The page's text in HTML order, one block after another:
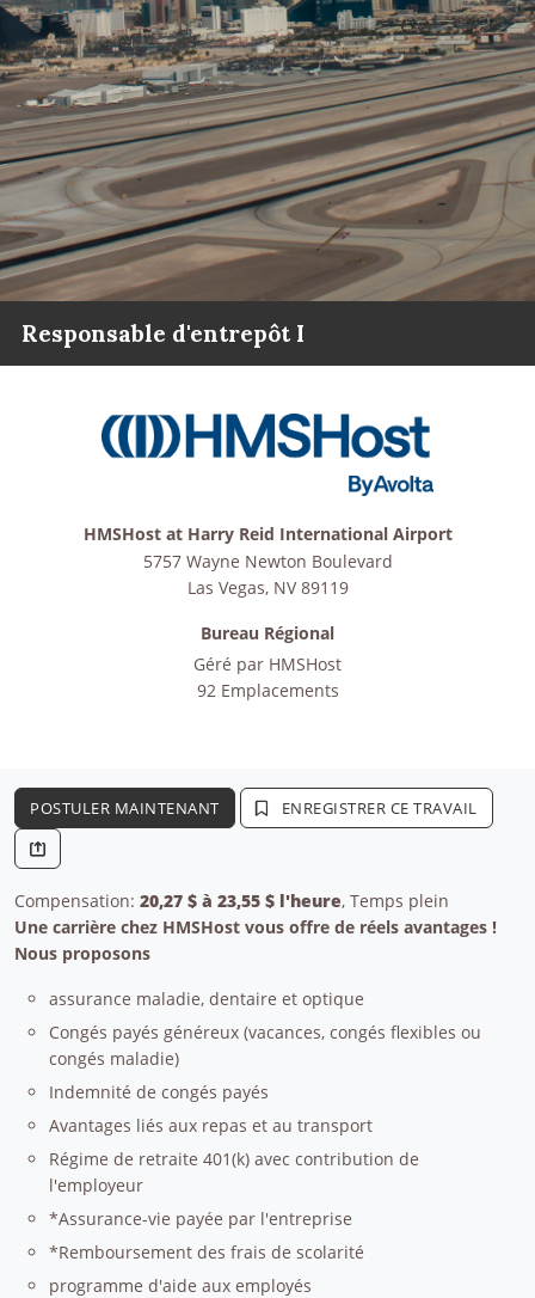
Responsable d'entrepôt I
HMSHost at Harry Reid International Airport
5757 Wayne Newton Boulevard
Las Vegas, NV 89119
Bureau Régional
Géré par HMSHost
92 Emplacements
POSTULER MAINTENANT ENREGISTRER CE TRAVAIL
Compensation: 20,27 $ à 23,55 $ l'heure, Temps plein
Une carrière chez HMSHost vous offre de réels avantages !
Nous proposons
assurance maladie, dentaire et optique
Congés payés généreux (vacances, congés flexibles ou
congés maladie)
Indemnité de congés payés
Avantages liés aux repas et au transport
Régime de retraite 401(k) avec contribution de
l'employeur
*Assurance-vie payée par l'entreprise
*Remboursement des frais de scolarité
programme d'aide aux employés